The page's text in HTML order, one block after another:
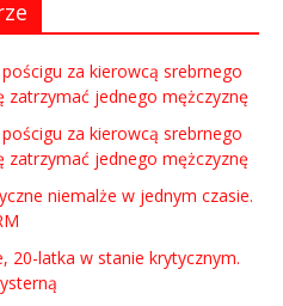
za kierowcą srebrnego
zatrzymać jednego mężczyznę
za kierowcą srebrnego
zatrzymać jednego mężczyznę
niemalże w jednym czasie.
20-latka w stanie krytycznym.